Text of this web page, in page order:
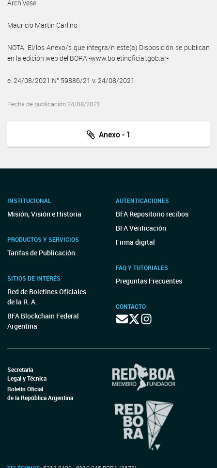
Archívese.
Mauricio Martin Carlino
NOTA: El/los Anexo/s que integra/n este(a) Disposición se publican
en la edición web del BORA -www.boletinoficial.gob.ar-
e. 24/08/2021 N° 59886/21 v. 24/08/2021
Fecha de publicación 24/08/2021
Anexo - 1
INSTITUCIONAL
Misión, Visión e Historia
PRODUCTOS Y SERVICIOS
Tarifas de Publicación
SITIOS DE INTERÉS
Red de Boletines Oficiales
de la R. A.
BFA Blockchain Federal
Argentina
AUTENTICACIONES
BFA Repositorio recibos
BFA Verificación
Firma digital
FAQ Y TUTORIALES
Preguntas Frecuentes
CONTACTO
Secretaría
Legal y Técnica
Boletín Oficial
de la República Argentina